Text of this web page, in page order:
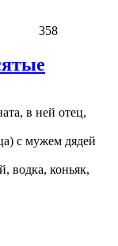
358
в ней отец,
с мужем дядей
водка, коньяк,